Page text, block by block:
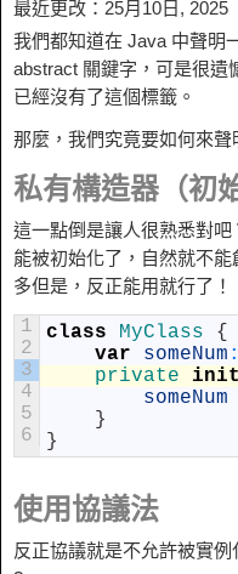
最近更改：25月10日, 2025
我們都知道在 Java 中聲明
abstract 關鍵字，可是很遺
已經沒有了這個標籤。
那麼，我們究竟要如何來聲
私有構造器（初
這一點倒是讓人很熟悉對
能被初始化了，自然就不
多但是，反正能用就行了！
1
2
3
4
5
6
class MyClass
{
var
someNum :
private init
someNum
}
}
使用協議法
反正協議就是不允許被實